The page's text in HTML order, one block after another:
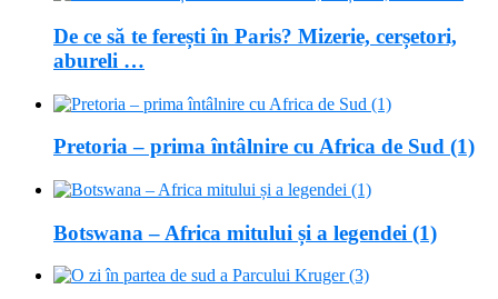
De ce să te ferești în Paris? Mizerie, cerșetori,
abureli …
Pretoria – prima întâlnire cu Africa de Sud (1)
Botswana – Africa mitului și a legendei (1)